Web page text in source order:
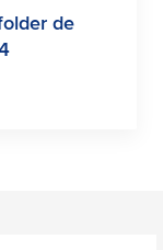
de